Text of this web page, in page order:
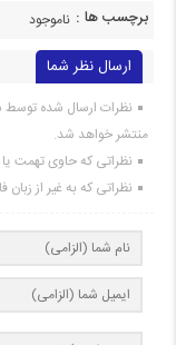
برچسب ها : ناموجود
ارسال نظر شما
نظرات ارسال شده توسط
منتشر خواهد شد.
نظراتی که حاوی تهمت
نظراتی که به غیر از